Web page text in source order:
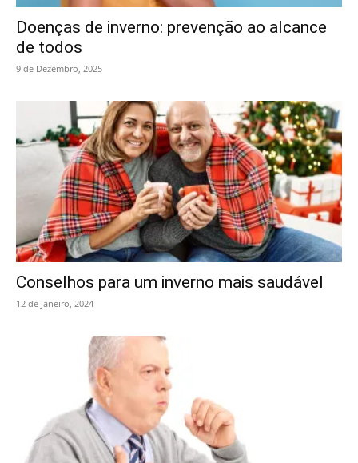
Doenças de inverno: prevenção ao alcance
de todos
9 de Dezembro, 2025
Conselhos para um inverno mais saudável
12 de Janeiro, 2024